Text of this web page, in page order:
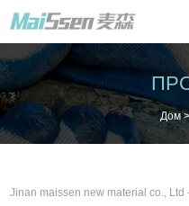
Дом>
Jinan maissen new material co., Ltd